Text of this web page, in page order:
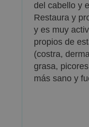
del cabello y
Restaura y
y es muy
propios de
(costra,
grasa,
más sano y